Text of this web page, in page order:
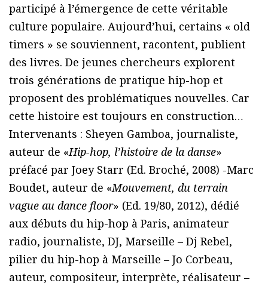
participé à l’émergence de cette véritable
culture populaire. Aujourd’hui, certains « old
timers » se souviennent, racontent, publient
des livres. De jeunes chercheurs explorent
trois générations de pratique hip-hop et
proposent des problématiques nouvelles. Car
cette histoire est toujours en construction…
Intervenants : Sheyen Gamboa, journaliste,
auteur de «Hip-hop, l’histoire de la danse»
préfacé par Joey Starr (Ed. Broché, 2008) -Marc
Boudet, auteur de «Mouvement, du terrain
vague au dance floor» (Ed. 19/80, 2012), dédié
aux débuts du hip-hop à Paris, animateur
radio, journaliste, DJ, Marseille – Dj Rebel,
pilier du hip-hop à Marseille – Jo Corbeau,
auteur, compositeur, interprète, réalisateur –